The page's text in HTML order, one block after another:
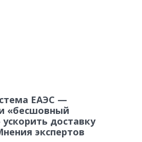
ЕАЭС —
«бесшовный
ускорить доставку
экспертов